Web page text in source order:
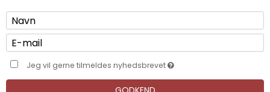
Jeg vil gerne tilmeldes nyhedsbrevet